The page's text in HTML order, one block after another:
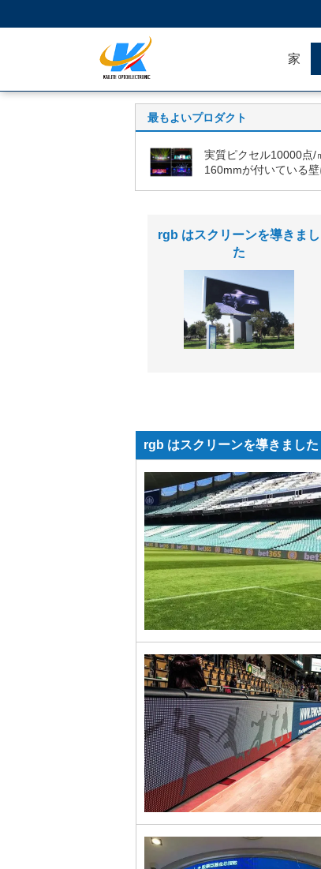
家
最もよいプロダクト
実質ピクセル10000点/
160mmが付いている
屋外の使用料はスクリーンを
導きました
rgb はスクリーンを導きました